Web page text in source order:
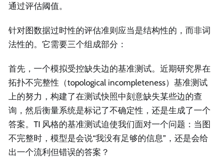
通过评估阈值。
针对图数据过时性的评估准则应当是结构性的，而非词
法性的。它需要三个组成部分：
首先，一个模拟受控缺失边的基准测试。近期研究界在
拓扑不完整性（topological incompleteness）基准测试
上的努力，构建了在测试快照中刻意缺失某些边的查
询，然后衡量系统是标记了不确定性，还是生成了一个
答案。TI 风格的基准测试迫使我们面对一个问题：当图
不完整时，模型是会说“我没有足够的信息”，还是会给
出一个流利但错误的答案？